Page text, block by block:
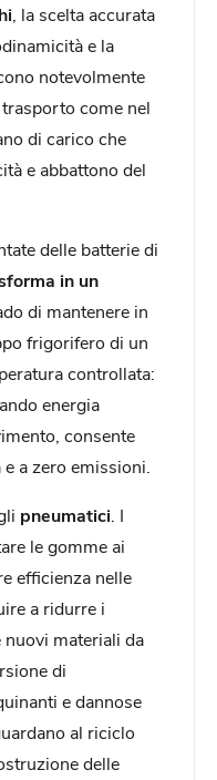
, la scelta accurata
e la
notevolmente
trasporto come nel
di carico che
e abbattono del
delle batterie di
in un
di mantenere in
frigorifero di un
controllata:
energia
consente
a zero emissioni.
pneumatici . I
le gomme ai
efficienza nelle
a ridurre i
materiali da
di
e dannose
al riciclo
delle